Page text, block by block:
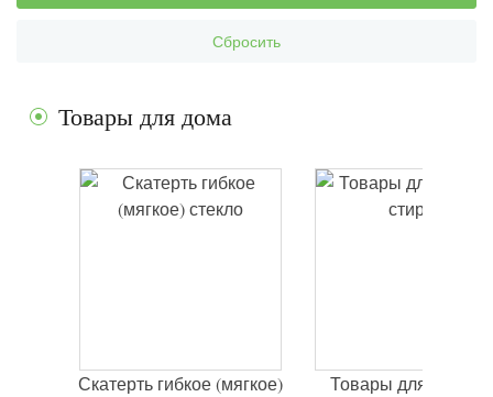
Сбросить
Товары для дома
Скатерть гибкое (мягкое)
Товары для уборки